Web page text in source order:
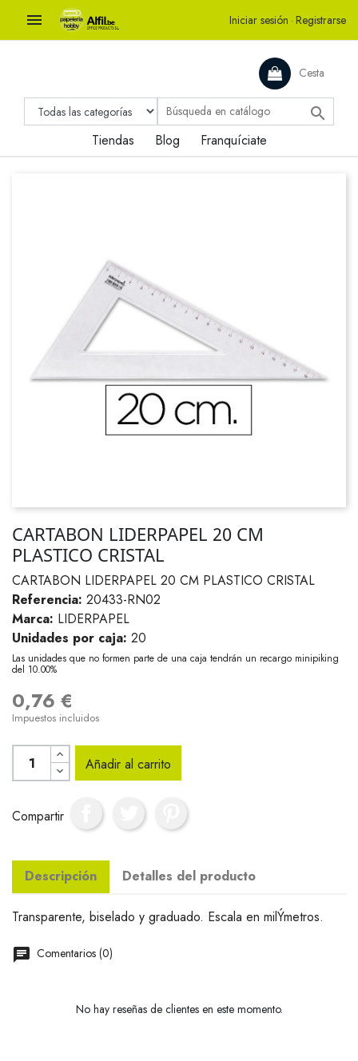
 Iniciar sesión · Registrarse
Cesta

Tiendas Blog Franquíciate
CARTABON LIDERPAPEL 20 CM
PLASTICO CRISTAL
CARTABON LIDERPAPEL 20 CM PLASTICO CRISTAL
Referencia: 20433-RN02
Marca: LIDERPAPEL
Unidades por caja: 20
Las unidades que no formen parte de una caja tendrán un recargo minipiking
del 10.00%
0,76 €
Impuestos incluidos
Añadir al carrito
Compartir
Descripción Detalles del producto
Transparente, biselado y graduado. Escala en milÝmetros.
Comentarios (0)
No hay reseñas de clientes en este momento.